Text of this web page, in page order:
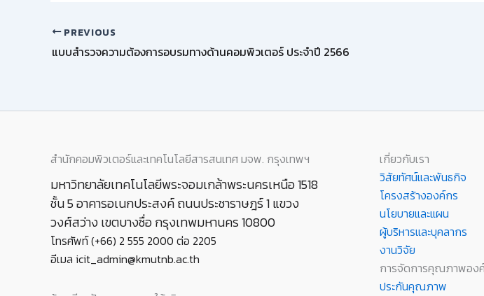
PREVIOUS
แบบสำรวจความต้องการอบรมทางด้านคอมพิวเตอร์ ประจำปี 2566
สำนักคอมพิวเตอร์และเทคโนโลยีสารสนเทศ มจพ. กรุงเทพฯ
มหาวิทยาลัยเทคโนโลยีพระจอมเกล้าพระนครเหนือ 1518
ชั้น 5 อาคารอเนกประสงค์ ถนนประชาราษฎร์ 1 แขวง
วงศ์สว่าง เขตบางซื่อ กรุงเทพมหานคร 10800
โทรศัพท์ (+66) 2 555 2000 ต่อ 2205
อีเมล icit_admin@kmutnb.ac.th
เกี่ยวกับเรา
วิสัยทัศน์และพันธกิจ
โครงสร้างองค์กร
นโยบายและแผน
ผู้บริหารและบุคลากร
งานวิจัย
การจัดการคุณภาพอง
ประกันคุณภาพ